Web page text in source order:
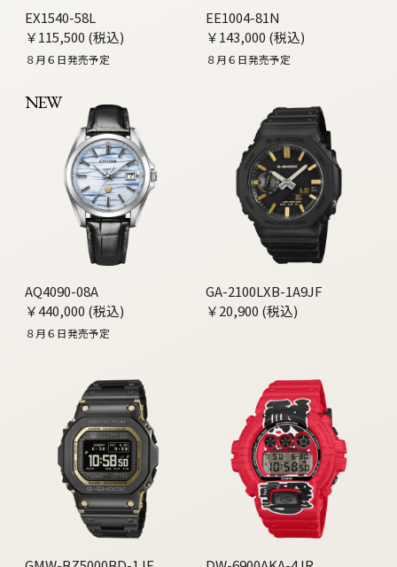
EX1540-58L
￥115,500 (税込)
８月６日発売予定
EE1004-81N
￥143,000 (税込)
８月６日発売予定
NEW
AQ4090-08A
￥440,000 (税込)
８月６日発売予定
GA-2100LXB-1A9JF
￥20,900 (税込)